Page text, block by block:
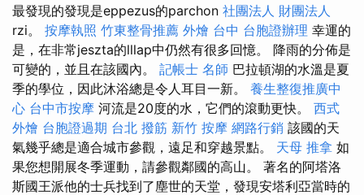
最發現的發現是eppezus的parchon 社團法人 財團法人
rzi。 按摩執照 竹東整骨推薦 外燴 台中 台胞證辦理 幸運的
是，在非常jeszta的lllap中仍然有很多回憶。 降雨的分佈是
可變的，並且在該國內。 記帳士 名師 巴拉頓湖的水溫是夏
季的學位，因此沐浴總是令人耳目一新。 養生整復推廣中
心 台中市按摩 河流是20度的水，它們的滾動更快。 西式
外燴 台胞證過期 台北 撥筋 新竹 按摩 網路行銷 該國的天
氣幾乎總是適合城市參觀，遠足和穿越景點。 天母 推拿 如
果您想開展冬季運動，請參觀鄰國的高山。 著名的阿塔洛
斯國王派他的士兵找到了塵世的天堂，發現安塔利亞當時的